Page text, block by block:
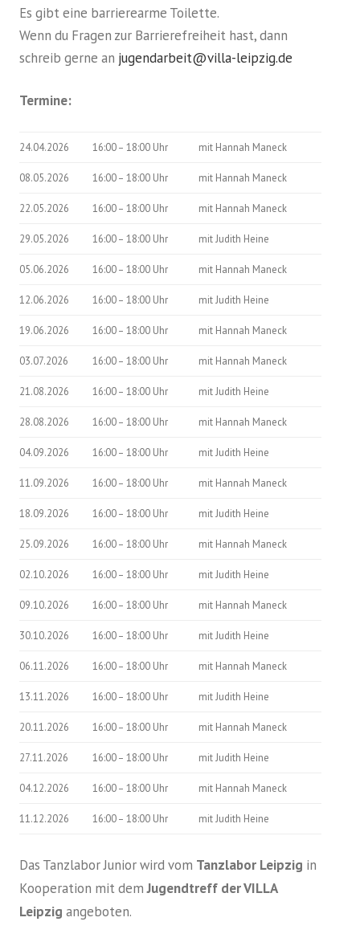
Es gibt eine barrierearme Toilette.
Wenn du Fragen zur Barrierefreiheit hast, dann
schreib gerne an jugendarbeit@villa-leipzig.de
Termine:
24.04.2026 16:00 – 18:00 Uhr mit Hannah Maneck
08.05.2026 16:00 – 18:00 Uhr mit Hannah Maneck
22.05.2026 16:00 – 18:00 Uhr mit Hannah Maneck
29.05.2026 16:00 – 18:00 Uhr mit Judith Heine
05.06.2026 16:00 – 18:00 Uhr mit Hannah Maneck
12.06.2026 16:00 – 18:00 Uhr mit Judith Heine
19.06.2026 16:00 – 18:00 Uhr mit Hannah Maneck
03.07.2026 16:00 – 18:00 Uhr mit Hannah Maneck
21.08.2026 16:00 – 18:00 Uhr mit Judith Heine
28.08.2026 16:00 – 18:00 Uhr mit Hannah Maneck
04.09.2026 16:00 – 18:00 Uhr mit Judith Heine
11.09.2026 16:00 – 18:00 Uhr mit Hannah Maneck
18.09.2026 16:00 – 18:00 Uhr mit Judith Heine
25.09.2026 16:00 – 18:00 Uhr mit Hannah Maneck
02.10.2026 16:00 – 18:00 Uhr mit Judith Heine
09.10.2026 16:00 – 18:00 Uhr mit Hannah Maneck
30.10.2026 16:00 – 18:00 Uhr mit Judith Heine
06.11.2026 16:00 – 18:00 Uhr mit Hannah Maneck
13.11.2026 16:00 – 18:00 Uhr mit Judith Heine
20.11.2026 16:00 – 18:00 Uhr mit Hannah Maneck
27.11.2026 16:00 – 18:00 Uhr mit Judith Heine
04.12.2026 16:00 – 18:00 Uhr mit Hannah Maneck
11.12.2026 16:00 – 18:00 Uhr mit Judith Heine
Das Tanzlabor Junior wird vom Tanzlabor Leipzig in
Kooperation mit demJugendtreff der VILLA
Leipzig angeboten.